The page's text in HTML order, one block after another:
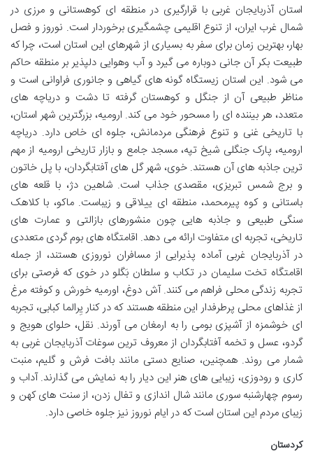
استان آذربایجان غربی با قرارگیری در منطقه ای کوهستانی و مرزی در
شمال غرب ایران، از تنوع اقلیمی چشمگیری برخوردار است. نوروز و فصل
بهار، بهترین زمان برای سفر به بسیاری از شهرهای این استان است، چرا که
طبیعت بکر آن جانی دوباره می گیرد و آب وهوایی دلپذیر بر منطقه حاکم
می شود. این استان زیستگاه گونه های گیاهی و جانوری فراوانی است و
مناظر طبیعی آن از جنگل و کوهستان گرفته تا دشت و دریاچه های
متعدد، هر بیننده ای را مسحور خود می کند. ارومیه، بزرگترین شهر استان،
با تاریخی غنی و تنوع فرهنگی مردمانش، جلوه ای خاص دارد. دریاچه
ارومیه، پارک جنگلی شیخ تپه، مسجد جامع و بازار تاریخی ارومیه از مهم
ترین جاذبه های آن هستند. خوی، شهر گل های آفتابگردان، با پل خاتون
و برج شمس تبریزی، مقصدی جذاب است. شاهین دژ، با قلعه های
باستانی و کوه پیرمحمد، منطقه ای ییلاقی و زیباست. ماکو، با کلاهک
سنگی طبیعی و جاذبه هایی چون منشورهای بازالتی و عمارت های
تاریخی، تجربه ای متفاوت ارائه می دهد. اقامتگاه های بوم گردی متعددی
در آذربایجان غربی آماده پذیرایی از مسافران نوروزی هستند، از جمله
اقامتگاه تخت سلیمان در تکاب و سلطان بَگلو در خوی که فرصتی برای
تجربه زندگی محلی فراهم می کنند. آش دوغ، اورمیه خورش و کوفته مرغ
از غذاهای محلی پرطرفدار این منطقه هستند که در کنار یِرالما کبابی، تجربه
ای خوشمزه از آشپزی بومی را به ارمغان می آورند. نقل، حلوای هویج و
گردو، عسل و تخمه آفتابگردان از معروف ترین سوغات آذربایجان غربی به
شمار می روند. همچنین، صنایع دستی مانند بافت فرش و گلیم، منبت
کاری و رودوزی، زیبایی های هنر این دیار را به نمایش می گذارند. آداب و
رسوم چهارشنبه سوری مانند شال اندازی و تفال زدن، از سنت های کهن و
زیبای مردم این استان است که در ایام نوروز نیز جلوه خاصی دارد.
کردستان